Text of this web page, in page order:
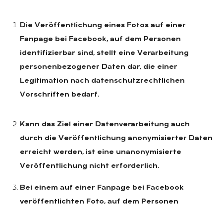
Die Veröffentlichung eines Fotos auf einer
Fanpage bei Facebook, auf dem Personen
identifizierbar sind, stellt eine Verarbeitung
personenbezogener Daten dar, die einer
Legitimation nach datenschutzrechtlichen
Vorschriften bedarf.
Kann das Ziel einer Datenverarbeitung auch
durch die Veröffentlichung anonymisierter Daten
erreicht werden, ist eine unanonymisierte
Veröffentlichung nicht erforderlich.
Bei einem auf einer Fanpage bei Facebook
veröffentlichten Foto, auf dem Personen